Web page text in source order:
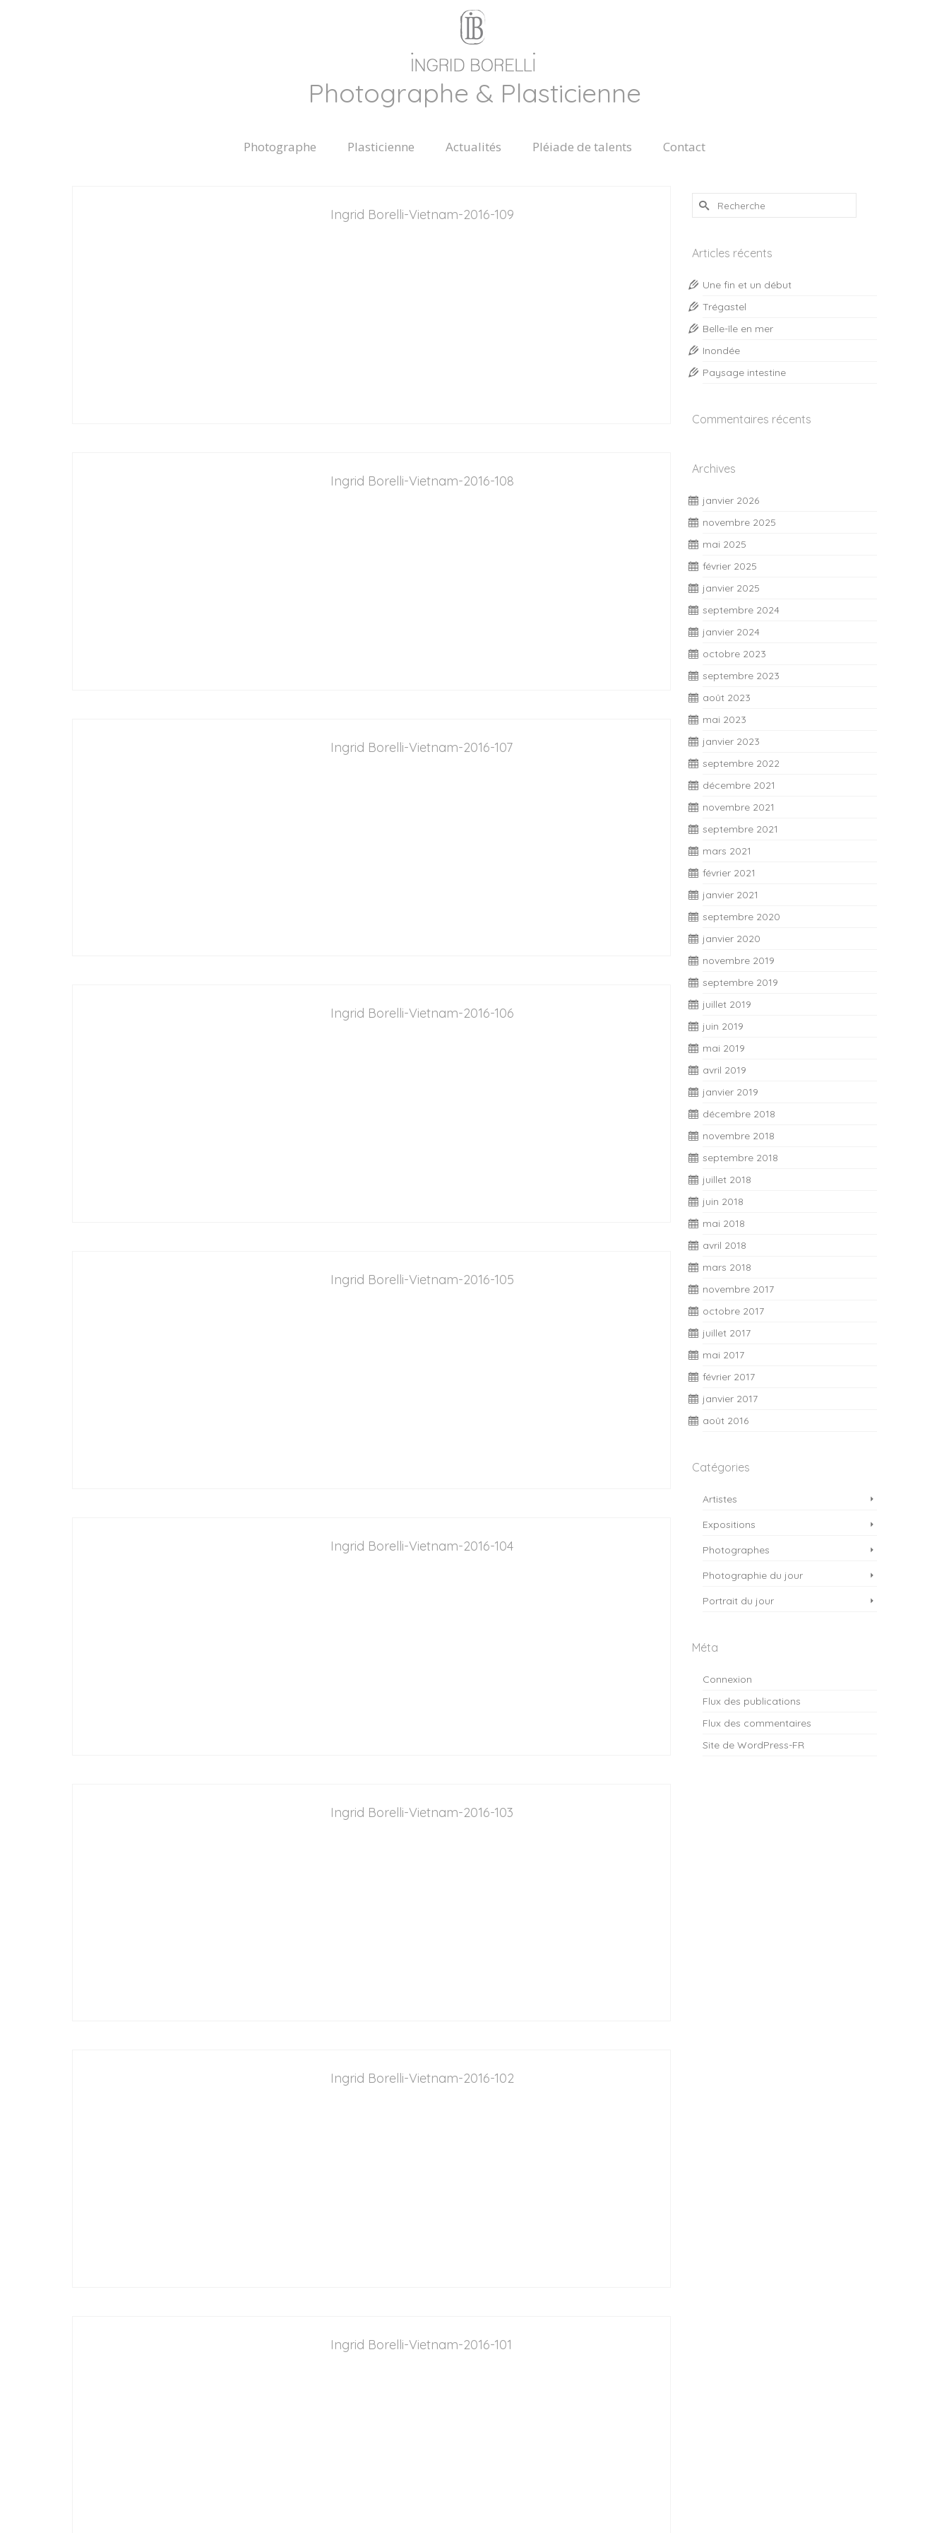
Photographe & Plasticienne
Photographe Plasticienne Actualités Pléiade de talents Contact
Ingrid Borelli-Vietnam-2016-109
Ingrid Borelli-Vietnam-2016-108
Ingrid Borelli-Vietnam-2016-107
Ingrid Borelli-Vietnam-2016-106
Ingrid Borelli-Vietnam-2016-105
Ingrid Borelli-Vietnam-2016-104
Ingrid Borelli-Vietnam-2016-103
Ingrid Borelli-Vietnam-2016-102
Ingrid Borelli-Vietnam-2016-101
Rechercher :
Articles récents
Une fin et un début
Trégastel
Belle-île en mer
Inondée
Paysage intestine
Commentaires récents
Archives
janvier 2026
novembre 2025
mai 2025
février 2025
janvier 2025
septembre 2024
janvier 2024
octobre 2023
septembre 2023
août 2023
mai 2023
janvier 2023
septembre 2022
décembre 2021
novembre 2021
septembre 2021
mars 2021
février 2021
janvier 2021
septembre 2020
janvier 2020
novembre 2019
septembre 2019
juillet 2019
juin 2019
mai 2019
avril 2019
janvier 2019
décembre 2018
novembre 2018
septembre 2018
juillet 2018
juin 2018
mai 2018
avril 2018
mars 2018
novembre 2017
octobre 2017
juillet 2017
mai 2017
février 2017
janvier 2017
août 2016
Catégories
Artistes
Expositions
Photographes
Photographie du jour
Portrait du jour
Méta
Connexion
Flux des publications
Flux des commentaires
Site de WordPress-FR